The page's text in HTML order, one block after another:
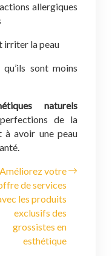
allergiques
irriter la peau
sont moins
naturels
de la
à avoir une peau
Améliorez votre
de services
les produits
exclusifs des
grossistes en
esthétique